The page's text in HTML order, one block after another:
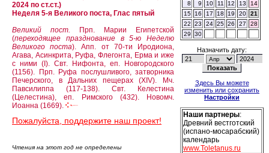
2024 по ст.ст.)
Неделя 5-я Великого поста, Глас пятый
Великий пост.
Прп. Марии Египетской
(переходящее празднование в 5-ю Неделю
Великого поста).Апп. от 70-ти Иродиона,
Агава, Асинкрита, Руфа, Флегонта, Ерма и иже
с ними (I). Свт. Нифонта, еп. Новгородского
(1156).
Прп. Руфа послушливого, затворника
Печерского, в Дальних пещерах (XIV).
Мч.
Павсилиппа (117-138). Свт. Келестина
(Целестина), еп. Римского (432).
Новомч.
Иоанна (1669).
Пожалуйста, поддержите наш проект!
Чтения на этот год не определены
8
9 10 11 12 13
14
15
16 17 18 19 20
21
22
23 24 25 26 27
28
29
30
Назначить дату:
Здесь Вы можете
изменить или сохранить
Настройки
Наши партнеры:
Древний вестготский
(испано-мосарабский)
календарь
www.Toletanus.ru